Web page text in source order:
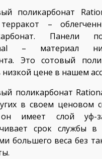
поликарбонат
–
Панели
– материал
Это сотовый
низкой цене в нашем
поликарбонат
в своем ценовом
имеет слой уф-
срок службы в
большего веса без